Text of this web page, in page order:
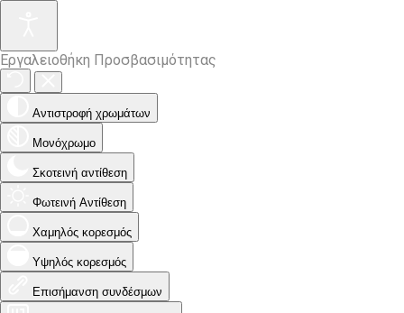
Εργαλειοθήκη Προσβασιμότητας
Αντιστροφή χρωμάτων
Μονόχρωμο
Σκοτεινή αντίθεση
Φωτεινή Αντίθεση
Χαμηλός κορεσμός
Υψηλός κορεσμός
Επισήμανση συνδέσμων